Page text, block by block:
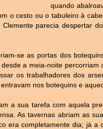
quando
o cesto ou o tabuleiro à
parecia despertar
se as portas dos
a meia-noite percorriam
os trabalhadores dos
nos botequins e
a sua tarefa com aquela
As tavernas abriam as
era completamente dia; já a